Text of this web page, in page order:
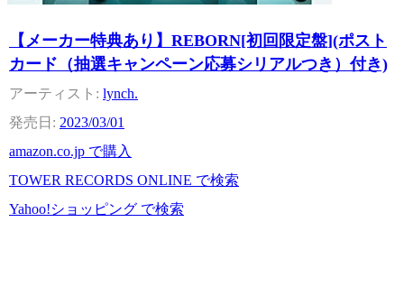
【メーカー特典あり】REBORN[初回限定盤](ポスト
カード（抽選キャンペーン応募シリアルつき）付き)
lynch.
2023/03/01
amazon.co.jp で購入
TOWER RECORDS ONLINE で検索
Yahoo!ショッピング で検索